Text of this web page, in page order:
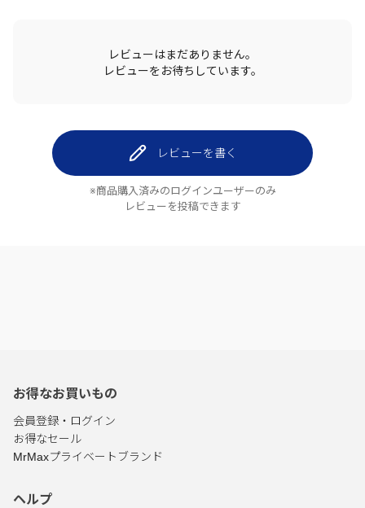
レビューはまだありません。
レビューをお待ちしています。
レビューを書く
※商品購入済みのログインユーザーのみ
レビューを投稿できます
お得なお買いもの
会員登録・ログイン
お得なセール
MrMaxプライベートブランド
ヘルプ